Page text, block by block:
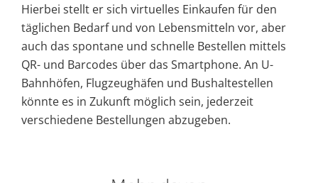
Hierbei stellt er sich virtuelles Einkaufen für den
täglichen Bedarf und von Lebensmitteln vor, aber
auch das spontane und schnelle Bestellen mittels
QR- und Barcodes über das Smartphone. An U-
Bahnhöfen, Flugzeughäfen und Bushaltestellen
könnte es in Zukunft möglich sein, jederzeit
verschiedene Bestellungen abzugeben.